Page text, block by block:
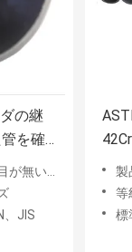
の継
を確
研がれた管
、JIS
製
等
標